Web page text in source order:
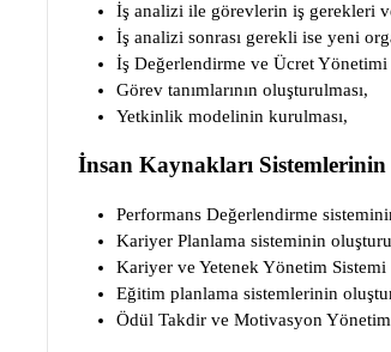
İş analizi ile görevlerin iş gerekleri
İş analizi sonrası gerekli ise yeni
İş Değerlendirme ve Ücret Yönetimi
Görev tanımlarının oluşturulması,
Yetkinlik modelinin kurulması,
İnsan Kaynakları Sistemlerinin
Performans Değerlendirme
Kariyer Planlama sisteminin
Kariyer ve Yetenek Yönetim Sistemi
Eğitim planlama sistemlerinin
Ödül Takdir ve Motivasyon